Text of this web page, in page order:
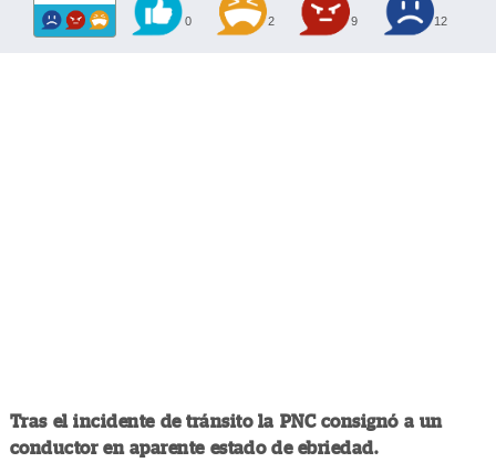
0 2 9 12
Tras el incidente de tránsito la PNC consignó a un
conductor en aparente estado de ebriedad.